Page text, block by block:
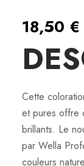
18,50 €
Cette
et pures offre
brillants. Le
par Wella
couleurs